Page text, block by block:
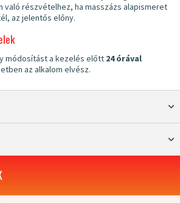
való részvételhez, ha masszázs alapismeret
az jelentős előny.
módosítást a kezelés előtt 24 órával
az alkalom elvész.